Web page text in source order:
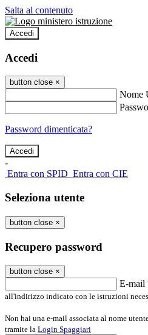
Salta al contenuto
Accedi
Accedi
button close ×
Nome
Password dimenticata?
-
Entra con SPID Entra con CIE
Seleziona utente
button close ×
Recupero password
button close ×
E-mail
all'indirizzo indicato con le istruzioni
Non hai una e-mail associata al nome
tramite la Login Spaggiari